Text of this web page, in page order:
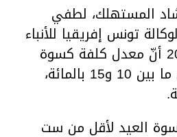
المستهلك، لطفي
تونس إفريقيا للأنباء
السبت 30 مارس 2024 أنّ معدل كلفة كسوة
العيد هذه السنة زاد ما بين 10 و15 بالمائة،
العيد لأقل من ست